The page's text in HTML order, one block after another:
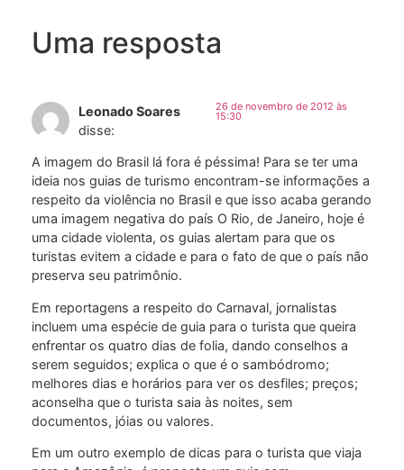
Uma resposta
Leonado Soares
disse:
26 de novembro de 2012 às
15:30
A imagem do Brasil lá fora é péssima! Para se ter uma
ideia nos guias de turismo encontram-se informações a
respeito da violência no Brasil e que isso acaba gerando
uma imagem negativa do país O Rio, de Janeiro, hoje é
uma cidade violenta, os guias alertam para que os
turistas evitem a cidade e para o fato de que o país não
preserva seu patrimônio.
Em reportagens a respeito do Carnaval, jornalistas
incluem uma espécie de guia para o turista que queira
enfrentar os quatro dias de folia, dando conselhos a
serem seguidos; explica o que é o sambódromo;
melhores dias e horários para ver os desfiles; preços;
aconselha que o turista saia às noites, sem
documentos, jóias ou valores.
Em um outro exemplo de dicas para o turista que viaja